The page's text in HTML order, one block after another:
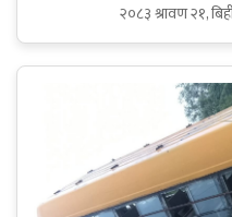
२०८३ श्रावण २१,